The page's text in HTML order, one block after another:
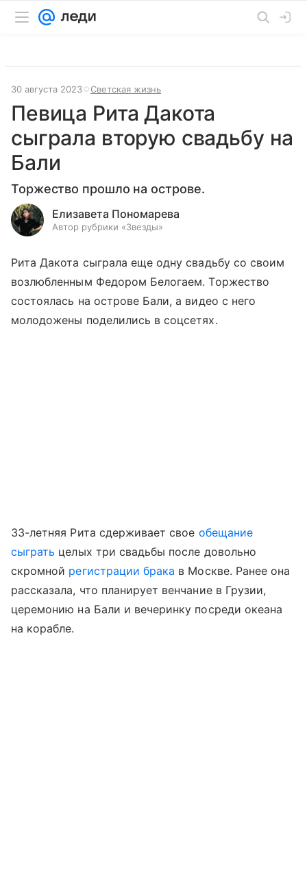
30 августа 2023 Светская жизнь
Певица Рита Дакота
сыграла вторую свадьбу на
Бали
Торжество прошло на острове.
Елизавета Пономарева
Автор рубрики «Звезды»
Рита Дакота сыграла еще одну свадьбу со своим
возлюбленным Федором Белогаем. Торжество
состоялась на острове Бали, а видео с него
молодожены поделились в соцсетях.
33-летняя Рита сдерживает свое обещание
сыграть целых три свадьбы после довольно
скромной регистрации брака в Москве. Ранее она
рассказала, что планирует венчание в Грузии,
церемонию на Бали и вечеринку посреди океана
на корабле.